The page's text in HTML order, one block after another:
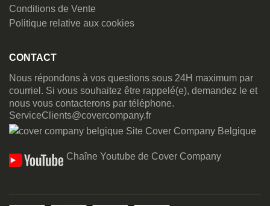
Conditions de Vente
Politique relative aux cookies
CONTACT
Nous répondons à vos questions sous 24H maximum par
courriel. Si vous souhaitez être rappelé(e), demandez le et
nous vous contacterons par téléphone.
ServiceClients@covercompany.fr
Site Cover Company Belgique
Chaîne Youtube de Cover Company